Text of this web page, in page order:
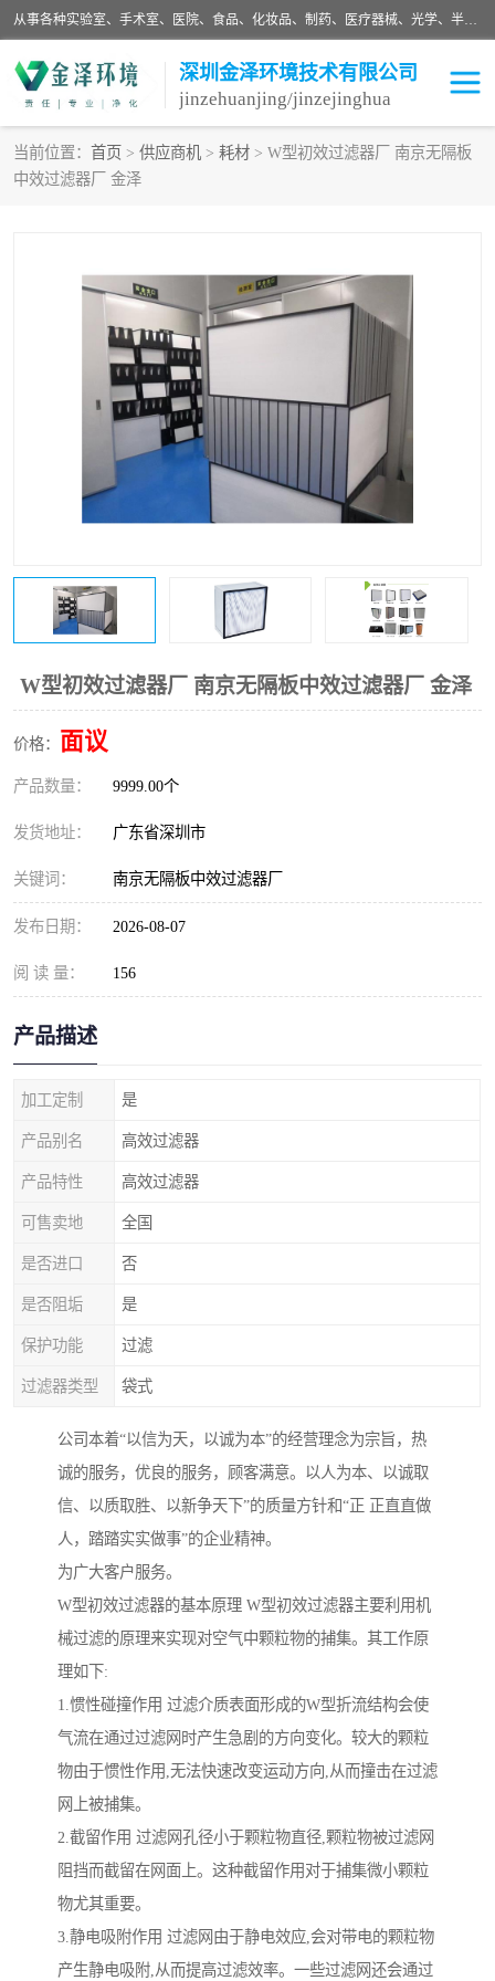
从事各种实验室、手术室、医院、食品、化妆品、制药、医疗器械、光学、半导体、精密电子等无尘车间行业的洁净车间装修设计、净化设备、恒温恒湿空调的设计制作与安装、净化系统工程项目施工及其技术支持服务。
深圳金泽环境技术有限公司
jinzehuanjing/jinzejinghua
当前位置： 首页 > 供应商机 > 耗材 > W型初效过滤器厂 南京无隔板
中效过滤器厂 金泽
W型初效过滤器厂 南京无隔板中效过滤器厂 金泽
价格： 面议
产品数量： 9999.00个
发货地址： 广东省深圳市
关键词： 南京无隔板中效过滤器厂
发布日期： 2026-08-07
阅 读 量： 156
产品描述
加工定制 是
产品别名 高效过滤器
产品特性 高效过滤器
可售卖地 全国
是否进口 否
是否阻垢 是
保护功能 过滤
过滤器类型 袋式
公司本着“以信为天，以诚为本”的经营理念为宗旨，热
诚的服务，优良的服务，顾客满意。以人为本、以诚取
信、以质取胜、以新争天下”的质量方针和“正 正直直做
人，踏踏实实做事”的企业精神。
为广大客户服务。
W型初效过滤器的基本原理 W型初效过滤器主要利用机
械过滤的原理来实现对空气中颗粒物的捕集。其工作原
理如下:
1.惯性碰撞作用 过滤介质表面形成的W型折流结构会使
气流在通过过滤网时产生急剧的方向变化。较大的颗粒
物由于惯性作用,无法快速改变运动方向,从而撞击在过滤
网上被捕集。
2.截留作用 过滤网孔径小于颗粒物直径,颗粒物被过滤网
阻挡而截留在网面上。这种截留作用对于捕集微小颗粒
物尤其重要。
3.静电吸附作用 过滤网由于静电效应,会对带电的颗粒物
产生静电吸附,从而提高过滤效率。一些过滤网还会通过
耗材
手术室净化 GMP车间净化
医药车间净化
生物实验室 食品饮料
光电车间
恒温恒湿净化空调